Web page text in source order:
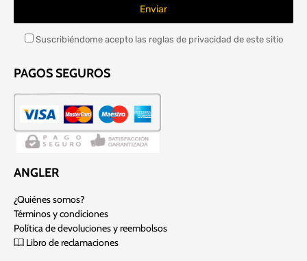
Suscribiéndome acepto las reglas de privacidad de este sitio
PAGOS SEGUROS
ANGLER
¿Quiénes somos?
Términos y condiciones
Política de devoluciones y reembolsos
Libro de reclamaciones